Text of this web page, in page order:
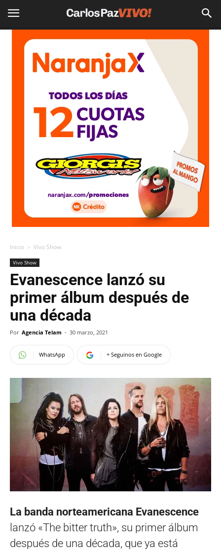
Inicio Vivo Show
Vivo Show
Evanescence lanzó su
primer álbum después de
una década
Por Agencia Telam - 30 marzo, 2021
WhatsApp + Seguinos en Google
La banda norteamericana Evanescence
lanzó «The bitter truth», su primer álbum
después de una década, que ya está